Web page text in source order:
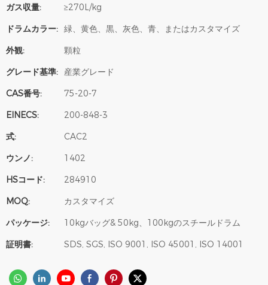
ガス収量:
≥270L/kg
ドラムカラー: 緑、黄色、黒、灰色、青、またはカスタマイズ
外観:
顆粒
グレード基準:
産業グレード
CAS番号:
75-20-7
EINECS:
200-848-3
式:
CAC2
ウンノ:
1402
HSコード:
284910
MOQ:
カスタマイズ
パッケージ:
10kgバッグ& 50kg、100kgのスチールドラム
証明書:
SDS, SGS, ISO 9001, ISO 45001, ISO 14001